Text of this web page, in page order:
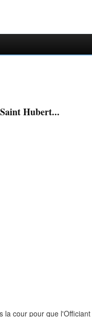
Hubert...
la cour pour que